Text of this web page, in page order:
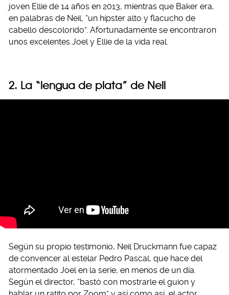
joven Ellie de 14 años en 2013, mientras que Baker era,
en palabras de Neil, “un hípster alto y flacucho de
cabello descolorido”. Afortunadamente se encontraron
unos excelentes Joel y Ellie de la vida real.
2. La “lengua de plata” de Neil
Según su propio testimonio, Neil Druckmann fue capaz
de convencer al estelar Pedro Pascal, que hace del
atormentado Joel en la serie, en menos de un día.
Según el director, “bastó con mostrarle el guion y